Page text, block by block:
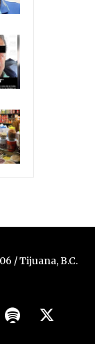
/ Tijuana, B.C.